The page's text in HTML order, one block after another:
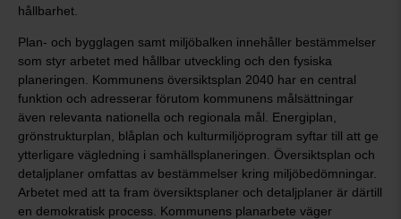
hållbarhet.
Plan- och bygglagen samt miljöbalken innehåller bestämmelser
som styr arbetet med hållbar utveckling och den fysiska
planeringen. Kommunens översiktsplan 2040 har en central
funktion och adresserar förutom kommunens målsättningar
även relevanta nationella och regionala mål. Energiplan,
grönstrukturplan, blåplan och kulturmiljöprogram syftar till att ge
ytterligare vägledning i samhällsplaneringen. Översiktsplan och
detaljplaner omfattas av bestämmelser kring miljöbedömningar.
Arbetet med att ta fram översiktsplaner och detaljplaner är därtill
en demokratisk process. Kommunens planarbete väger